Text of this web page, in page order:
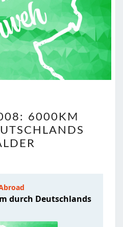
6000KM
DURCH
DEUTSCHLANDS
6000KM